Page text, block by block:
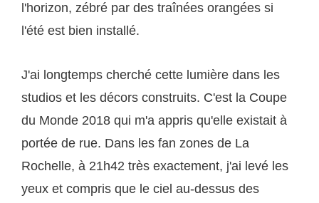
l'horizon, zébré par des traînées orangées si
l'été est bien installé.
J'ai longtemps cherché cette lumière dans les
studios et les décors construits. C'est la Coupe
du Monde 2018 qui m'a appris qu'elle existait à
portée de rue. Dans les fan zones de La
Rochelle, à 21h42 très exactement, j'ai levé les
yeux et compris que le ciel au-dessus des